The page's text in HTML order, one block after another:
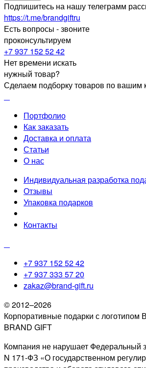
Подпишитесь на нашу телеграмм
https://t.me/brandgiftru
Есть вопросы - звоните
проконсультируем
+7 937 152 52 42
Нет времени искать
нужный товар?
Сделаем подборку товаров по вашим
Портфолио
Как заказать
Доставка и оплата
Статьи
О нас
Индивидуальная разработка
Отзывы
Упаковка подарков
Контакты
+7 937 152 52 42
+7 937 333 57 20
zakaz@brand-gift.ru
© 2012–2026
Корпоративные подарки с логотипом
BRAND GIFT
Компания не нарушает Федеральный
N 171-ФЗ «О государственном